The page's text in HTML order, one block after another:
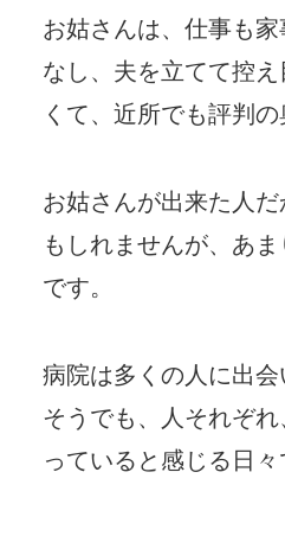
お姑さんは、仕事も
なし、夫を立てて控
くて、近所でも評判の
お姑さんが出来た人
もしれませんが、あ
です。
病院は多くの人に出
そうでも、人それぞ
っていると感じる日々